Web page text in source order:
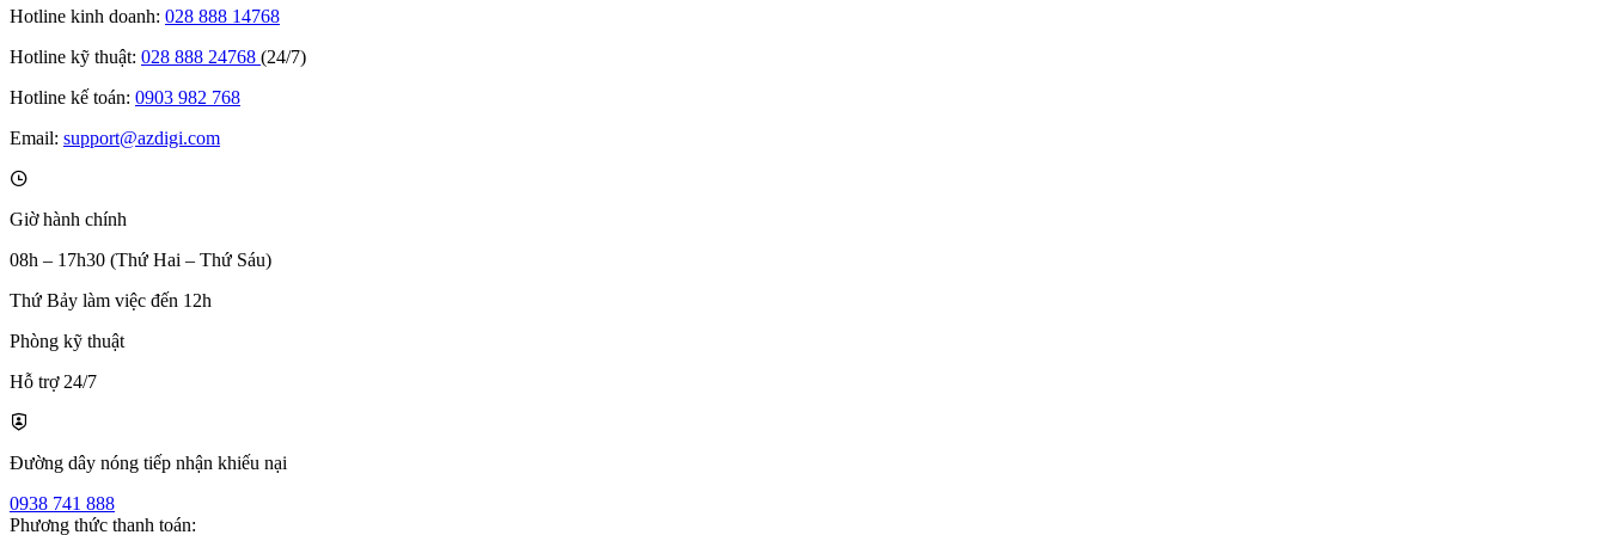
Hotline kinh doanh: 028 888 14768
Hotline kỹ thuật: 028 888 24768 (24/7)
Hotline kế toán: 0903 982 768
Email: support@azdigi.com
Giờ hành chính
08h – 17h30 (Thứ Hai – Thứ Sáu)
Thứ Bảy làm việc đến 12h
Phòng kỹ thuật
Hỗ trợ 24/7
Đường dây nóng tiếp nhận khiếu nại
0938 741 888
Phương thức thanh toán: